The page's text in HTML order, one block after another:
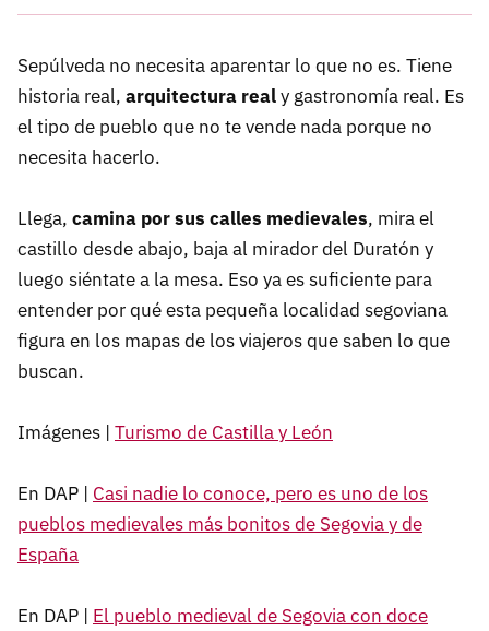
Sepúlveda no necesita aparentar lo que no es. Tiene
historia real, arquitectura realy gastronomía real. Es
el tipo de pueblo que no te vende nada porque no
necesita hacerlo.
Llega, camina por sus calles medievales, mira el
castillo desde abajo, baja al mirador del Duratón y
luego siéntate a la mesa. Eso ya es suficiente para
entender por qué esta pequeña localidad segoviana
figura en los mapas de los viajeros que saben lo que
buscan.
Imágenes | Turismo de Castilla y León
En DAP | Casi nadie lo conoce, pero es uno de los
pueblos medievales más bonitos de Segovia y de
España
En DAP | El pueblo medieval de Segovia con doce